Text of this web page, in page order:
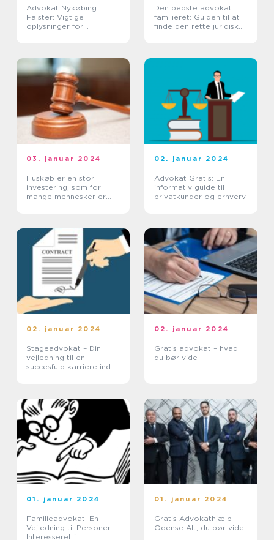
Advokat Nykøbing
Falster: Vigtige
oplysninger for
Den bedste advokat i
familieret: Guiden til at
finde den rette juridiske
03. januar 2024
Huskøb er en stor
investering, som for
mange mennesker er
02. januar 2024
Advokat Gratis: En
informativ guide til
privatkunder og erhverv
02. januar 2024
Stageadvokat – Din
vejledning til en
succesfuld karriere inden
02. januar 2024
Gratis advokat – hvad
du bør vide
01. januar 2024
Familieadvokat: En
Vejledning til Personer
Interesseret i
01. januar 2024
Gratis Advokathjælp
Odense Alt, du bør vide